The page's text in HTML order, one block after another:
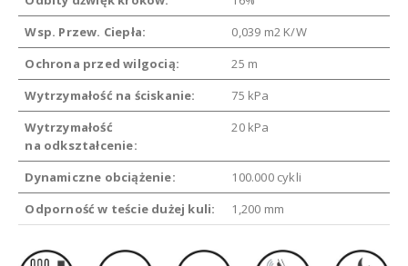
Wsp. Przew. Ciepła:
0,039 m2 K/W
Ochrona przed wilgocią:
25 m
Wytrzymałość na ściskanie:
75 kPa
Wytrzymałość
na odkształcenie:
20 kPa
Dynamiczne obciążenie:
100.000 cykli
Odporność w teście dużej kuli:
1,200 mm